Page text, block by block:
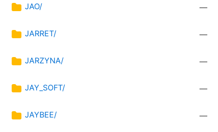
JAO/ —
JARRET/ —
JARZYNA/ —
JAY_SOFT/ —
JAYBEE/ —